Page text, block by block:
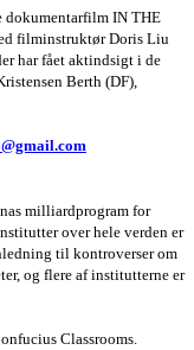
dokumentarfilm IN THE
filminstruktør Doris Liu
har fået aktindsigt i de
Berth (DF),
milliardprogram for
over hele verden er
til kontroverser om
og flere af institutterne er
Classrooms.